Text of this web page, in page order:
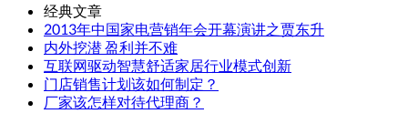
经典文章
2013年中国家电营销年会开幕演讲之贾东升
内外挖潜 盈利并不难
互联网驱动智慧舒适家居行业模式创新
门店销售计划该如何制定？
厂家该怎样对待代理商？